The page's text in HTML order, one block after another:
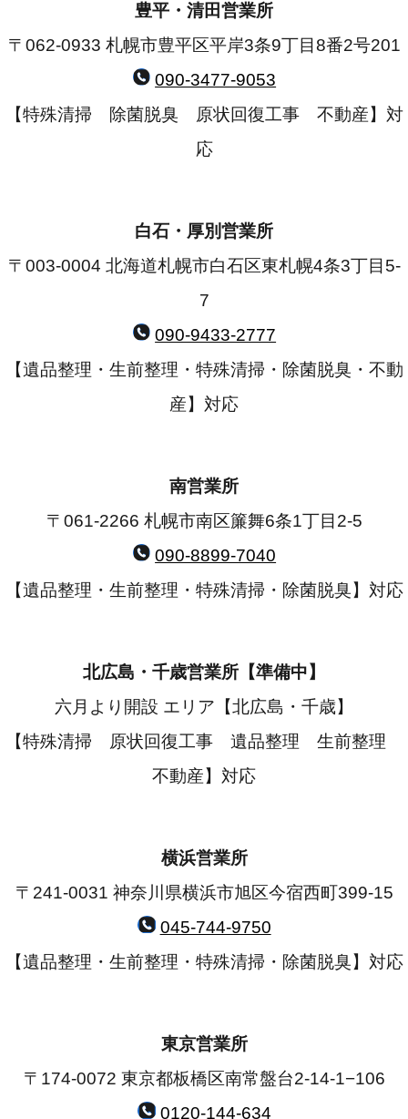
豊平・清田営業所
〒062-0933 札幌市豊平区平岸3条9丁目8番2号201
090-3477-9053
【特殊清掃 除菌脱臭 原状回復工事 不動産】対
応
白石・厚別営業所
〒003-0004 北海道札幌市白石区東札幌4条3丁目5-
7
090-9433-2777
【遺品整理・生前整理・特殊清掃・除菌脱臭・不動
産】対応
南営業所
〒061-2266 札幌市南区簾舞6条1丁目2-5
090-8899-7040
【遺品整理・生前整理・特殊清掃・除菌脱臭】対応
北広島・千歳営業所【準備中】
六月より開設 エリア【北広島・千歳】
【特殊清掃 原状回復工事 遺品整理 生前整理
不動産】対応
横浜営業所
〒241-0031 神奈川県横浜市旭区今宿西町399-15
045-744-9750
【遺品整理・生前整理・特殊清掃・除菌脱臭】対応
東京営業所
〒174-0072 東京都板橋区南常盤台2-14-1−106
0120-144-634